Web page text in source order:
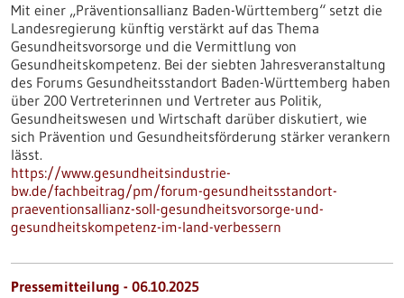
Mit einer „Präventionsallianz Baden-Württemberg“ setzt die
Landesregierung künftig verstärkt auf das Thema
Gesundheitsvorsorge und die Vermittlung von
Gesundheitskompetenz. Bei der siebten Jahresveranstaltung
des Forums Gesundheitsstandort Baden-Württemberg haben
über 200 Vertreterinnen und Vertreter aus Politik,
Gesundheitswesen und Wirtschaft darüber diskutiert, wie
sich Prävention und Gesundheitsförderung stärker verankern
lässt.
https://www.gesundheitsindustrie-
bw.de/fachbeitrag/pm/forum-gesundheitsstandort-
praeventionsallianz-soll-gesundheitsvorsorge-und-
gesundheitskompetenz-im-land-verbessern
Pressemitteilung - 06.10.2025